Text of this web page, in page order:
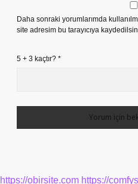
Daha sonraki yorumlarımda
site adresim bu tarayıcıya
5 + 3 kaçtır? *
https://obirsite.com https://